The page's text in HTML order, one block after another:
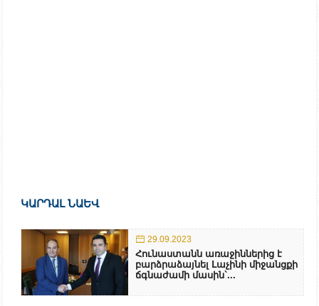
ԿԱՐԴԱԼ ՆԱԵՎ
29.09.2023
Հունաստանն առաջիններից է
բարձրաձայնել Լաչինի միջանցքի
ճգնաժամի մասին`...